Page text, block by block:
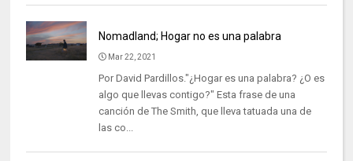
Nomadland; Hogar no es una palabra
Mar 22, 2021
Por David Pardillos."¿Hogar es una palabra? ¿O es
algo que llevas contigo?" Esta frase de una
canción de The Smith, que lleva tatuada una de
las co...